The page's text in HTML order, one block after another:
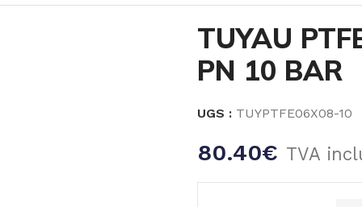
TUYAU
PN 10 BAR
UGS : TUYPTFE06X08-10
80.40€ TVA